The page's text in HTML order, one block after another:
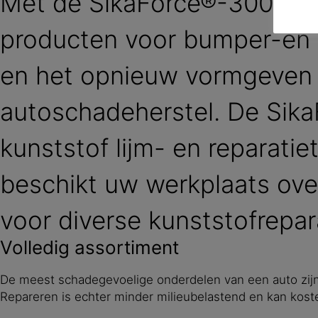
producten voor bumper-
en het opnieuw
autoschadeherstel. De
kunststof lijm- en
beschikt uw werkplaats
voor diverse
Volledig assortiment
De meest schadegevoelige onderdelen van een auto
Repareren is echter minder milieubelastend en kan